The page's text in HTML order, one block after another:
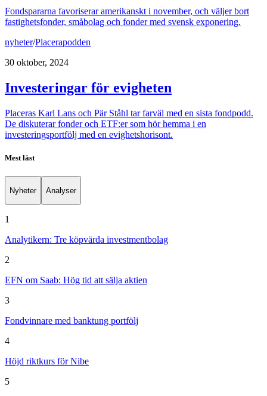
Fondspararna favoriserar amerikanskt i november, och väljer bort
fastighetsfonder, småbolag och fonder med svensk exponering.
nyheter/Placerapodden
30 oktober, 2024
Investeringar för evigheten
Placeras Karl Lans och Pär Ståhl tar farväl med en sista fondpodd.
De diskuterar fonder och ETF:er som hör hemma i en
investeringsportfölj med en evighetshorisont.
Mest läst
Nyheter Analyser
1
Analytikern: Tre köpvärda investmentbolag
2
EFN om Saab: Hög tid att sälja aktien
3
Fondvinnare med banktung portfölj
4
Höjd riktkurs för Nibe
5